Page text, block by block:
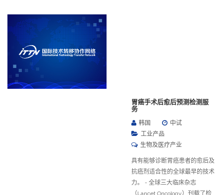
胃癌手术后愈后预测检测服
务
韩国
中试
工业产品
生物及医疗产业
具有能够诊断胃癌患者的愈后及
抗癌剂适合性的全球最早的技术
力。 - 全球三大临床杂志
（Lancet Oncology）刊载了检